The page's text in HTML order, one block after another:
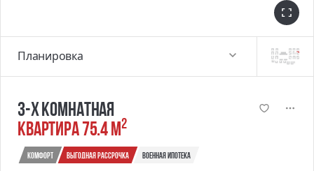
3-х комнатная
квартира 75.4 м2
Комфорт выгодная рассрочка военная ипотека
Планировка